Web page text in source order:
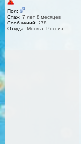
Пол:
Стаж: 7 лет 8 месяцев
Сообщений: 278
Откуда: Москва, Россия